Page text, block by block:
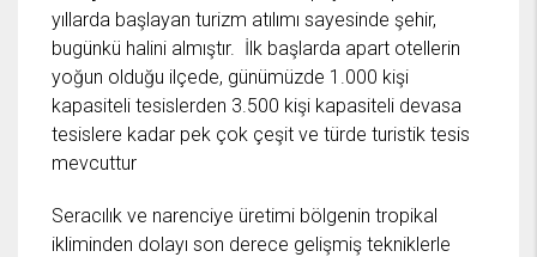
yıllarda başlayan turizm atılımı sayesinde şehir,
bugünkü halini almıştır. İlk başlarda apart otellerin
yoğun olduğu ilçede, günümüzde 1.000 kişi
kapasiteli tesislerden 3.500 kişi kapasiteli devasa
tesislere kadar pek çok çeşit ve türde turistik tesis
mevcuttur
Seracılık ve narenciye üretimi bölgenin tropikal
ikliminden dolayı son derece gelişmiş tekniklerle